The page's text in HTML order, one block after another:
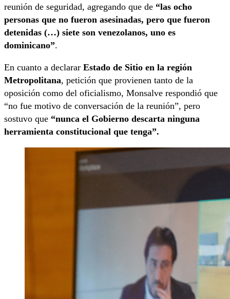
reunión de seguridad, agregando que de “las ocho
personas que no fueron asesinadas, pero que fueron
detenidas (…) siete son venezolanos, uno es
dominicano”.
En cuanto a declarar Estado de Sitio en la región
Metropolitana, petición que provienen tanto de la
oposición como del oficialismo, Monsalve respondió que
“no fue motivo de conversación de la reunión”, pero
sostuvo que “nunca el Gobierno descarta ninguna
herramienta constitucional que tenga”.